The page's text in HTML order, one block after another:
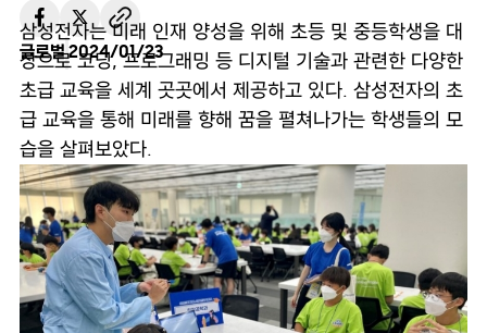
글로벌2024/01/23
삼성전자는 미래 인재 양성을 위해 초등 및 중등학생을 대
상으로 코딩, 프로그래밍 등 디지털 기술과 관련한 다양한
초급 교육을 세계 곳곳에서 제공하고 있다. 삼성전자의 초
급 교육을 통해 미래를 향해 꿈을 펼쳐나가는 학생들의 모
습을 살펴보았다.